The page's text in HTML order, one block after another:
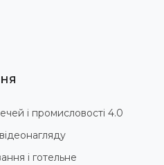
і промисловості 4.0
і готельне